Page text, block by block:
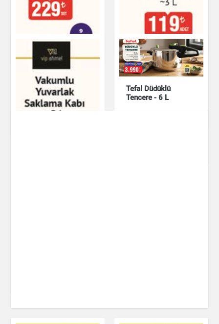
Porland Porselen
Tuzluk Biberlik Seti
Mutfak Ürünleri
Porland Porselen
Tuzluk Biberlik Seti
Mutfak Seti
Tefal Düdüklü
Tencere - 6 L